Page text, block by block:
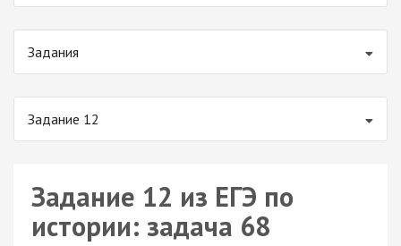
Задания
Задание 12
Задание 12 из ЕГЭ по
истории: задача 68